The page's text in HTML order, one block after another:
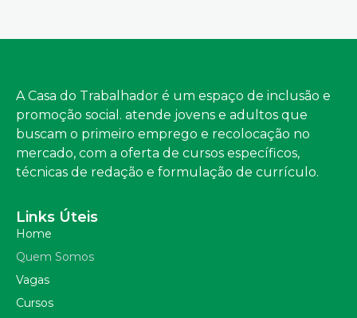
A Casa do Trabalhador é um espaço de inclusão e
promoção social. atende jovens e adultos que
buscam o primeiro emprego e recolocação no
mercado, com a oferta de cursos específicos,
técnicas de redação e formulação de currículo.
Links Úteis
Home
Quem Somos
Vagas
Cursos